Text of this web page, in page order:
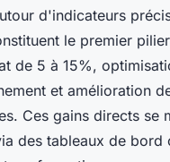
d'indicateurs
le premier
de 5 à 15%,
et amélioration
Ces gains directs se
des tableaux de bord